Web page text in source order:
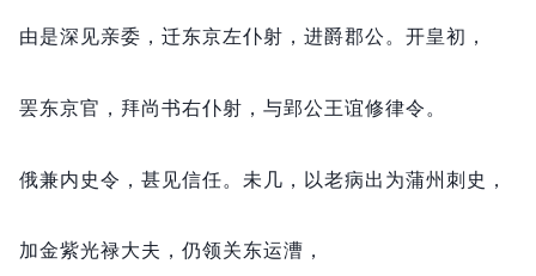
由是深见亲委， 迁东京左仆射， 进爵郡公。 开皇初，
罢东京官， 拜尚书右仆射， 与郢公王谊修律令。
俄兼内史令， 甚见信任。 未几， 以老病出为蒲州刺史，
加金紫光禄大夫， 仍领关东运漕，